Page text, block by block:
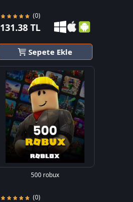
(0)
131.38 TL
Sepete Ekle
500 robux
(0)